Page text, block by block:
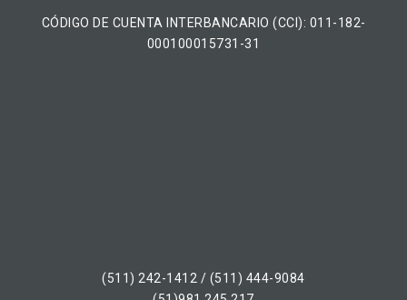
CÓDIGO DE CUENTA INTERBANCARIO (CCI): 011-182-
000100015731-31
(511) 242-1412 / (511) 444-9084